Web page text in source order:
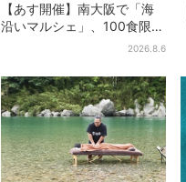
【あす開催】南大阪で「海
沿いマルシェ」、100食限定
「たこ飯」のふるまい＆キ
2026.8.6